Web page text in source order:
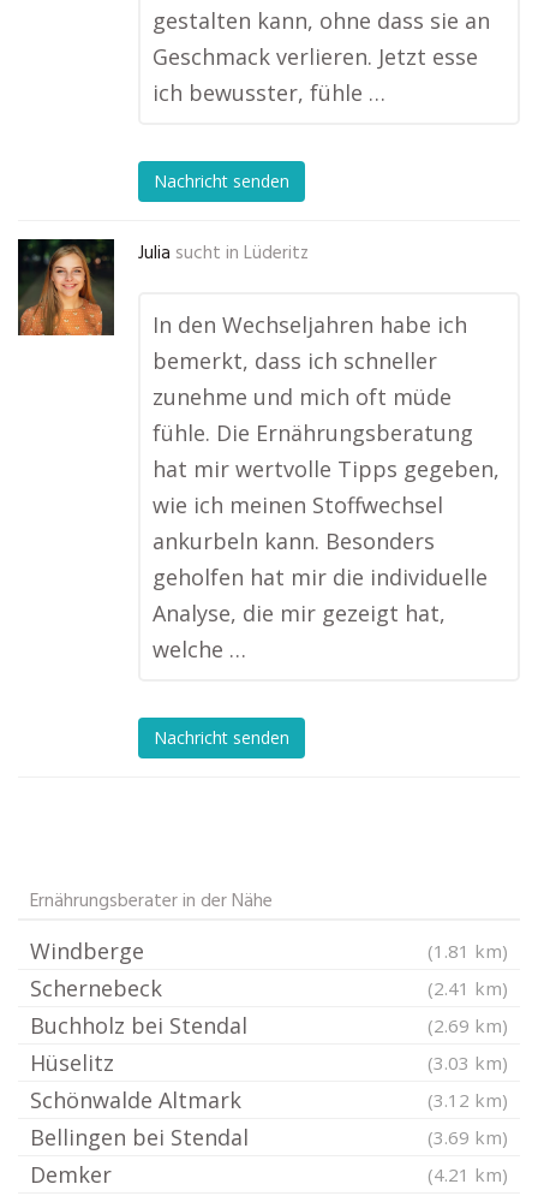
gestalten kann, ohne dass sie an
Geschmack verlieren. Jetzt esse
ich bewusster, fühle …
Nachricht senden
Julia sucht in Lüderitz
In den Wechseljahren habe ich
bemerkt, dass ich schneller
zunehme und mich oft müde
fühle. Die Ernährungsberatung
hat mir wertvolle Tipps gegeben,
wie ich meinen Stoffwechsel
ankurbeln kann. Besonders
geholfen hat mir die individuelle
Analyse, die mir gezeigt hat,
welche …
Nachricht senden
Ernährungsberater in der Nähe
Windberge (1.81 km)
Schernebeck (2.41 km)
Buchholz bei Stendal (2.69 km)
Hüselitz (3.03 km)
Schönwalde Altmark (3.12 km)
Bellingen bei Stendal (3.69 km)
Demker (4.21 km)